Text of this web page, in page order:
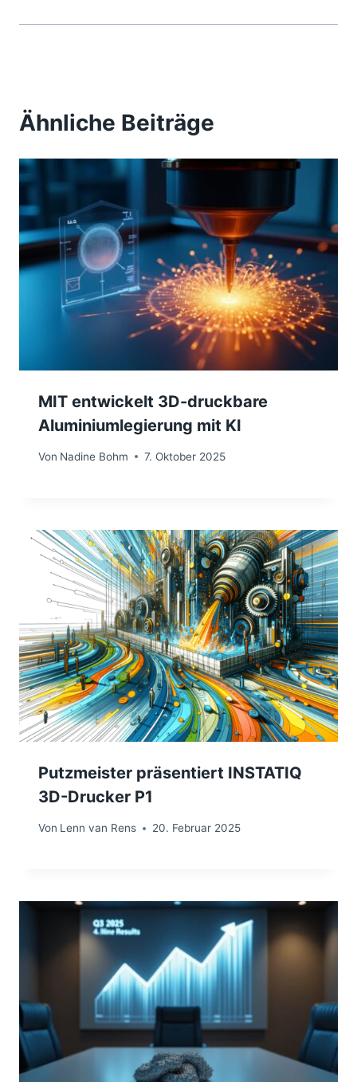
Ähnliche Beiträge
MIT entwickelt 3D-druckbare
Aluminiumlegierung mit KI
Von Nadine Bohm 7. Oktober 2025
Putzmeister präsentiert INSTATIQ
3D-Drucker P1
Von Lenn van Rens 20. Februar 2025